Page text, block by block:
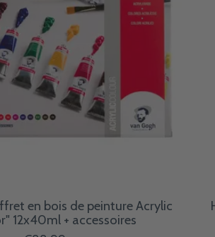
en bois de peinture Acrylic
12x40ml + accessoires